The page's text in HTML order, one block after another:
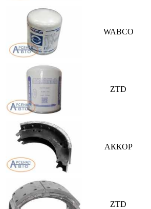
WABCO
ZTD
АККОР
ZTD